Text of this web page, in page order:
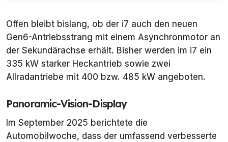
Offen bleibt bislang, ob der i7 auch den neuen
Gen6-Antriebsstrang mit einem Asynchronmotor an
der Sekundärachse erhält. Bisher werden im i7 ein
335 kW starker Heckantrieb sowie zwei
Allradantriebe mit 400 bzw. 485 kW angeboten.
Panoramic-Vision-Display
Im September 2025 berichtete die
Automobilwoche, dass der umfassend verbesserte